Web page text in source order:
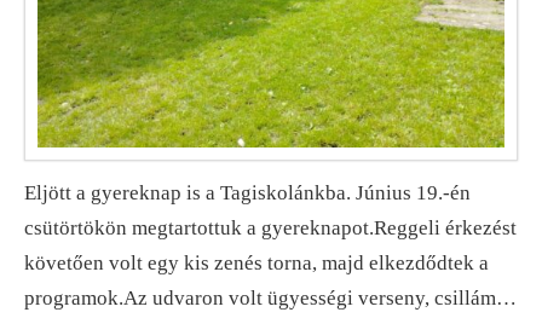
Eljött a gyereknap is a Tagiskolánkba. Június 19.-én
csütörtökön megtartottuk a gyereknapot.Reggeli érkezést
követően volt egy kis zenés torna, majd elkezdődtek a
programok.Az udvaron volt ügyességi verseny, csillám…